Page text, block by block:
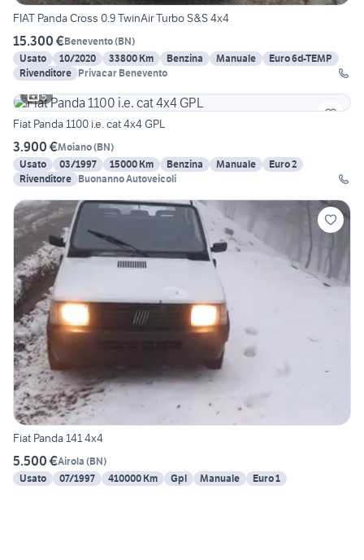
FIAT Panda Cross 0.9 TwinAir Turbo S&S 4x4
15.300 €Benevento(BN)
Usato
10/2020 33800 Km Benzina Manuale
Euro 6d-TEMP
Rivenditore Privacar Benevento
5
Fiat Panda 1100 i.e. cat 4x4 GPL
3.900 €Moiano(BN)
Usato
03/1997 15000 Km Benzina Manuale
Euro 2
Rivenditore Buonanno Autoveicoli
Fiat Panda 141 4x4
5.500 €Airola (BN)
Usato
07/1997 410000 Km Gpl Manuale Euro 1